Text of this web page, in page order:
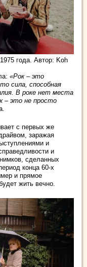
года. Автор: Koh
«Рок – это
сила, способная
В роке нет места
– это не просто
с первых же
заражая
и
и
сделанных
конца 60-х
и прямое
жить вечно.